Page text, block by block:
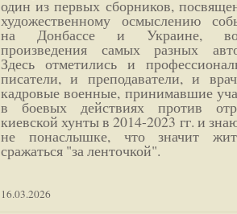
один из первых сборников,
художественному осмыслению
на Донбассе и Украине,
произведения самых разных
Здесь отметились и
писатели, и преподаватели, и
кадровые военные, принимавшие
в боевых действиях против
киевской хунты в 2014-2023 гг. и
не понаслышке, что значит
сражаться "за ленточкой".
16.03.2026